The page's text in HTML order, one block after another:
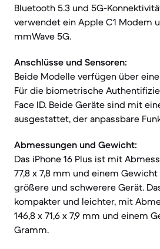
Bluetooth 5.3 und 5G-
verwendet ein Apple C1 Modem
mmWave 5G.
Anschlüsse und Sensoren:
Beide Modelle verfügen über
Für die biometrische
Face ID. Beide Geräte sind mit
ausgestattet, der anpassbare
Abmessungen und Gewicht:
Das iPhone 16 Plus ist mit
77,8 x 7,8 mm und einem
größere und schwerere Gerät.
kompakter und leichter, mit
146,8 x 71,6 x 7,9 mm und einem
Gramm.